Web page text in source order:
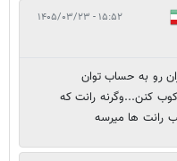
۱۵:۵۲ - ۱۴۰۵/۰۳/۲۳
رو به حساب توان
کنن...وگرنه رانت که
رانت ها میرسه